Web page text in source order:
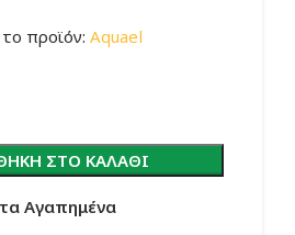
προϊόν: Αquael
ΣΤΟ ΚΑΛΆΘΙ
Αγαπημένα